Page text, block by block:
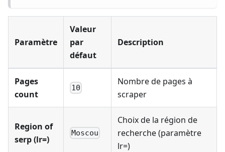
Paramètre
Valeur
par
défaut
Description
Pages
count
10
Nombre de pages à
scraper
Region of
serp (lr=)
Moscou
Choix de la région de
recherche (paramètre
lr=)